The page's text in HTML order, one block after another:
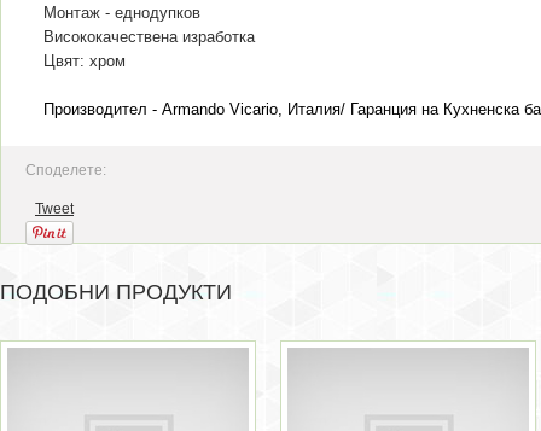
Монтаж - еднодупков
Висококачествена изработка
Цвят: хром
Производител - Armando Vicario, Италия/ Гаранция на Кухненска
Споделете:
Tweet
ПОДОБНИ ПРОДУКТИ